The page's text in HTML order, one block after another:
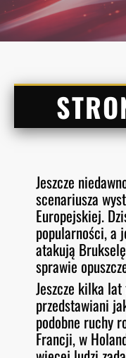
Jeszcze
scenariusza
Europejskiej.
popularności, a
atakują
sprawie
Jeszcze kilka
przedstawiani
podobne ruchy
Francji, w